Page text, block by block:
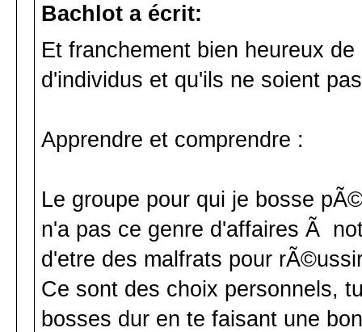
Bachlot a écrit:
Et franchement bien heureux
d'individus et qu'ils ne soient
Apprendre et comprendre :
Le groupe pour qui je bosse
n'a pas ce genre d'affaires Ã
d'etre des malfrats pour
Ce sont des choix personnels,
bosses dur en te faisant une